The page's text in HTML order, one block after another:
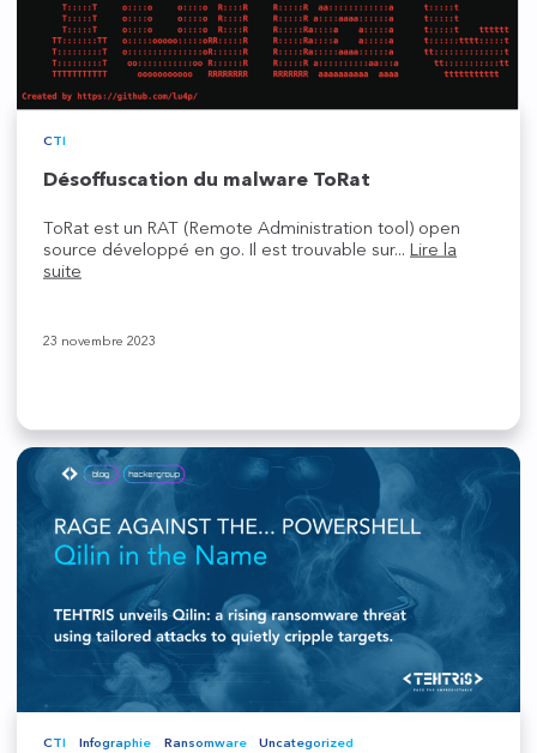
CTI
Désoffuscation du malware ToRat
ToRat est un RAT (Remote Administration tool) open
source développé en go. Il est trouvable sur... Lire la
suite
23 novembre 2023
CTI Infographie Ransomware Uncategorized